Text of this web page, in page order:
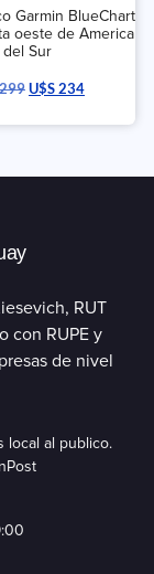
Garmin BlueChart
oeste de America
del Sur
U$S234
RUT
con RUPE y
de nivel
local al publico.